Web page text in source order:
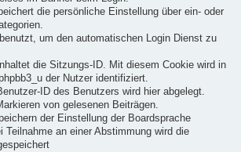
die persönliche Einstellung über ein- oder
um den automatischen Login Dienst zu
die Sitzungs-ID. Mit diesem Cookie wird in
der Nutzer identifiziert.
ID des Benutzers wird hier abgelegt.
von gelesenen Beiträgen.
der Einstellung der Boardsprache
Teilnahme an einer Abstimmung wird die